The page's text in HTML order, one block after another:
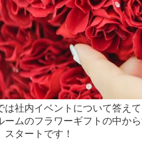
は社内イベントについて答え
ームのフラワーギフトの中か
タートです！